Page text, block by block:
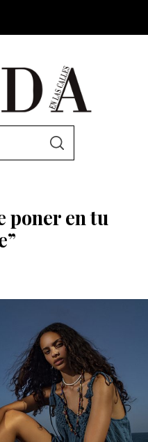
S
poner en tu